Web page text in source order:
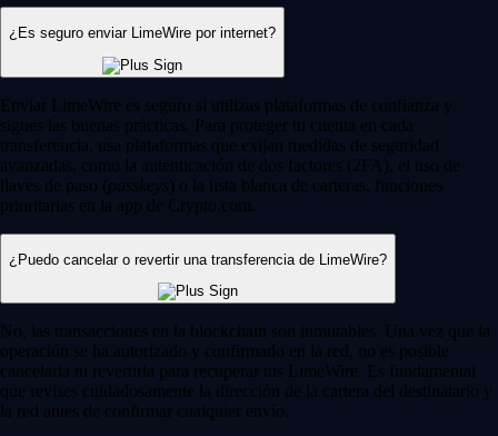
¿Es seguro enviar LimeWire por internet?
Enviar LimeWire es seguro si utilizas plataformas de confianza y
sigues las buenas prácticas. Para proteger tu cuenta en cada
transferencia, usa plataformas que exijan medidas de seguridad
avanzadas, como la autenticación de dos factores (2FA), el uso de
llaves de paso (passkeys ) o la lista blanca de carteras, funciones
prioritarias en la app de Crypto.com.
¿Puedo cancelar o revertir una transferencia de LimeWire?
No, las transacciones en la blockchain son inmutables. Una vez que la
operación se ha autorizado y confirmado en la red, no es posible
cancelarla ni revertirla para recuperar tus LimeWire. Es fundamental
que revises cuidadosamente la dirección de la cartera del destinatario y
la red antes de confirmar cualquier envío.